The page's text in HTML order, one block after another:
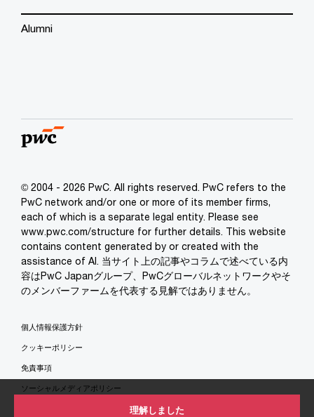
理解しました
Alumni
© 2004 - 2026 PwC. All rights reserved. PwC refers to the
PwC network and/or one or more of its member firms,
each of which is a separate legal entity. Please see
www.pwc.com/structure for further details. This website
contains content generated by or created with the
assistance of AI. 当サイト上の記事やコラムで述べている内
容はPwC Japanグループ、PwCグローバルネットワークやそ
のメンバーファームを代表する見解ではありません。
個人情報保護方針
クッキーポリシー
免責事項
ソーシャルメディアポリシー